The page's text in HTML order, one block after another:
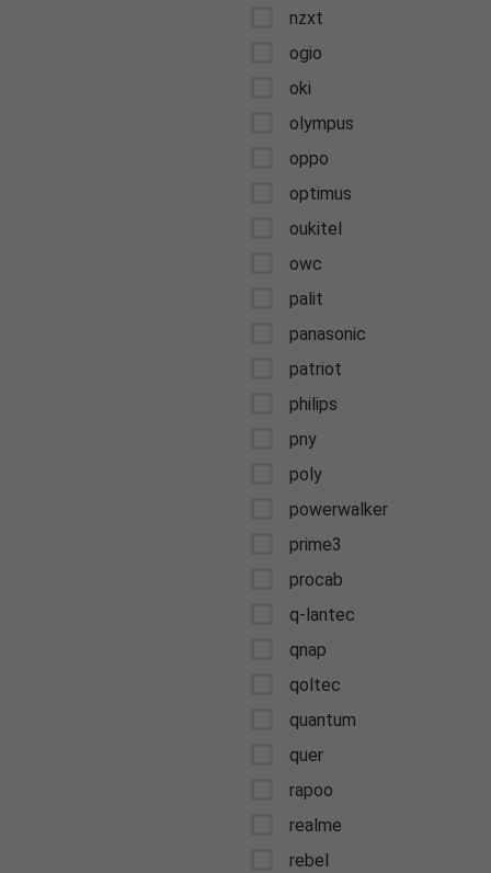
nzxt
ogio
oki
olympus
oppo
optimus
oukitel
owc
palit
panasonic
patriot
philips
pny
poly
powerwalker
prime3
procab
q-lantec
qnap
qoltec
quantum
quer
rapoo
realme
rebel